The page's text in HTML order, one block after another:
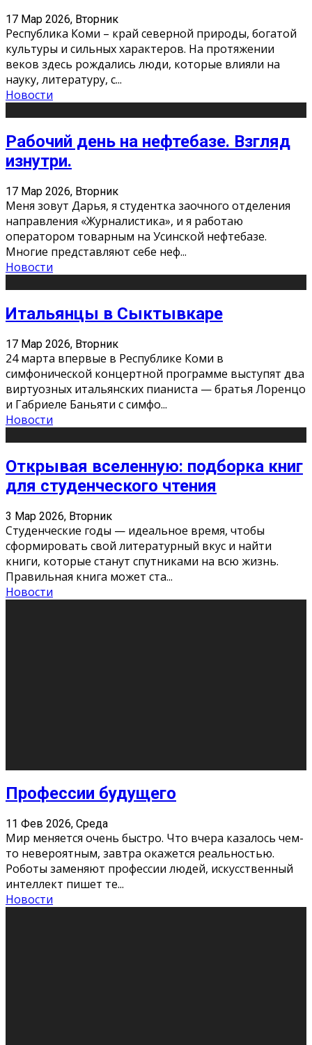
17 Мар 2026, Вторник
Республика Коми – край северной природы, богатой
культуры и сильных характеров. На протяжении
веков здесь рождались люди, которые влияли на
науку, литературу, с...
Новости
Рабочий день на нефтебазе. Взгляд
изнутри.
17 Мар 2026, Вторник
Меня зовут Дарья, я студентка заочного отделения
направления «Журналистика», и я работаю
оператором товарным на Усинской нефтебазе.
Многие представляют себе неф...
Новости
Итальянцы в Сыктывкаре
17 Мар 2026, Вторник
24 марта впервые в Республике Коми в
симфонической концертной программе выступят два
виртуозных итальянских пианиста — братья Лоренцо
и Габриеле Баньяти с симфо...
Новости
Открывая вселенную: подборка книг
для студенческого чтения
3 Мар 2026, Вторник
Студенческие годы — идеальное время, чтобы
сформировать свой литературный вкус и найти
книги, которые станут спутниками на всю жизнь.
Правильная книга может ста...
Новости
Как бороться со стрессом
11 Фев 2026, Среда
Стресс – нормальная реакция организма, когда
факторов, воздействующих на твой организм
больше, чем ресурсов. Есть советы, как бороться со
стрессовым состояни
Новости